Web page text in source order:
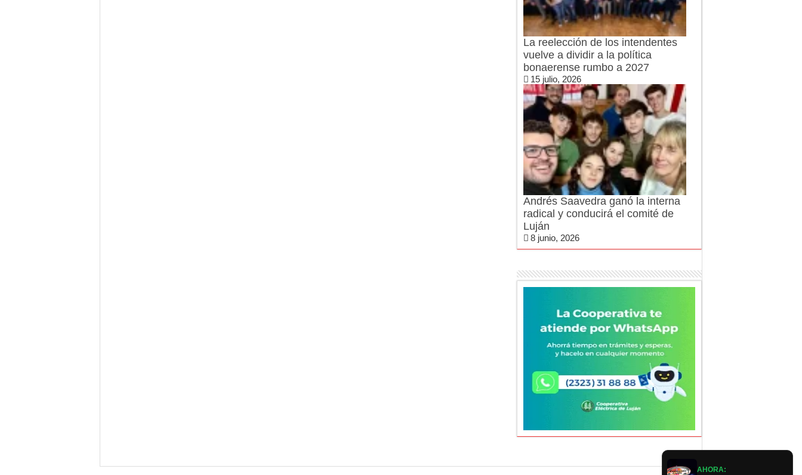
La reelección de los intendentes
vuelve a dividir a la política
bonaerense rumbo a 2027
15 julio, 2026
Andrés Saavedra ganó la interna
radical y conducirá el comité de
Luján
8 junio, 2026
AHORA: